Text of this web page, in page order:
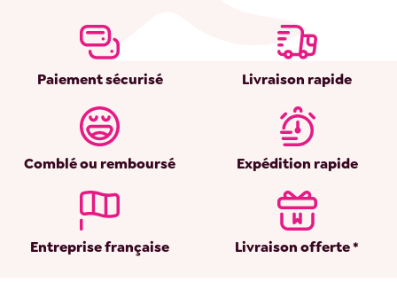
Paiement sécurisé Livraison rapide
Comblé ou remboursé Expédition rapide
Entreprise française Livraison offerte *